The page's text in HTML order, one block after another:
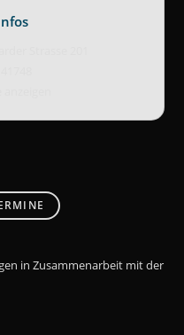
in Zusammenarbeit mit der